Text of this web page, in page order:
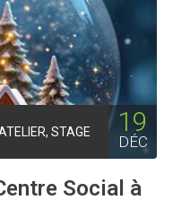
STAGE 19
DÉC
Social à